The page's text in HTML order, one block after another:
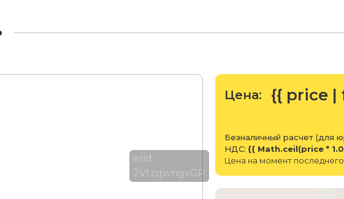
Цена: {{ price
Безналичный расчет (для
НДС: {{ Math.ceil(price *
Цена на момент
erid:
2VtzqwngxGP